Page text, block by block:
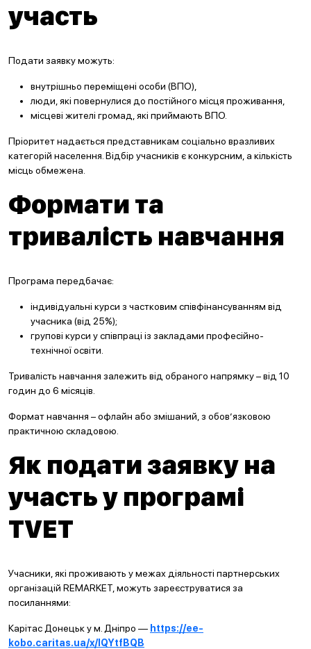
участь
Подати заявку можуть:
внутрішньо переміщені особи (ВПО),
люди, які повернулися до постійного місця проживання,
місцеві жителі громад, які приймають ВПО.
Пріоритет надається представникам соціально вразливих
категорій населення. Відбір учасників є конкурсним, а кількість
місць обмежена.
Формати та
тривалість навчання
Програма передбачає:
індивідуальні курси з частковим співфінансуванням від
учасника (від 25%);
групові курси у співпраці із закладами професійно-
технічної освіти.
Тривалість навчання залежить від обраного напрямку – від 10
годин до 6 місяців.
Формат навчання – офлайн або змішаний, з обов’язковою
практичною складовою.
Як подати заявку на
участь у програмі
TVET
Учасники, які проживають у межах діяльності партнерських
організацій REMARKET, можуть зареєструватися за
посиланнями:
Карітас Донецьк у м. Дніпро — https://ee-
kobo.caritas.ua/x/lQYtfBQB